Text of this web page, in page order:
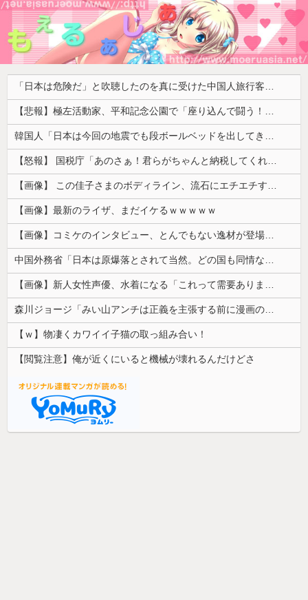
「日本は危険だ」と吹聴したのを真に受けた中国人旅行客、だが代替旅行先が日本ほど安全ではなかった結果……
【悲報】極左活動家、平和記念公園で「座り込んで闘う！」と意気込むも… → 警察に完全排除されてしまう ………
韓国人「日本は今回の地震でも段ボールベッドを出してきたので後進国なのは変わらないようです」
【怒報】 国税庁「あのさぁ！君らがちゃんと納税してくれないとこうなっちゃうけどどうする？！」←これw w w w w w w w
【画像】 この佳子さまのボディライン、流石にエチエチすぎやろ！
【画像】最新のライザ、まだイケるｗｗｗｗｗ
【画像】コミケのインタビュー、とんでもない逸材が登場ｗｗｗｗｗｗ 【Pickup07092041】
中国外務省「日本は原爆落とされて当然。どの国も同情なんかしない」
【画像】新人女性声優、水着になる「これって需要ありますか？」
森川ジョージ「みい山アンチは正義を主張する前に漫画の無断転載をやめろよ」←これwwww
【ｗ】物凄くカワイイ子猫の取っ組み合い！
【閲覧注意】俺が近くにいると機械が壊れるんだけどさ